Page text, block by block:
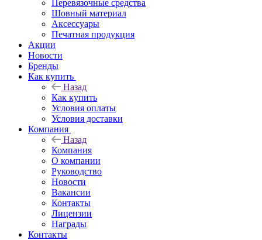
Перевязочные средства
Шовный материал
Аксессуары
Печатная продукция
Акции
Новости
Бренды
Как купить
Назад
Как купить
Условия оплаты
Условия доставки
Компания
Назад
Компания
О компании
Руководство
Новости
Вакансии
Контакты
Лицензии
Награды
Контакты